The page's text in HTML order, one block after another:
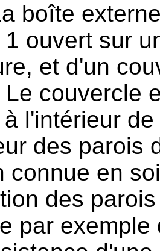
boîte
ouvert sur
et d'un
couvercle
l'intérieur
des parois
connue en
des
par